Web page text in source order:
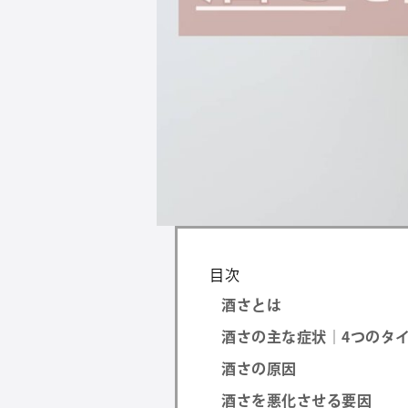
目次
酒さとは
酒さの主な症状｜4つのタ
酒さの原因
酒さを悪化させる要因